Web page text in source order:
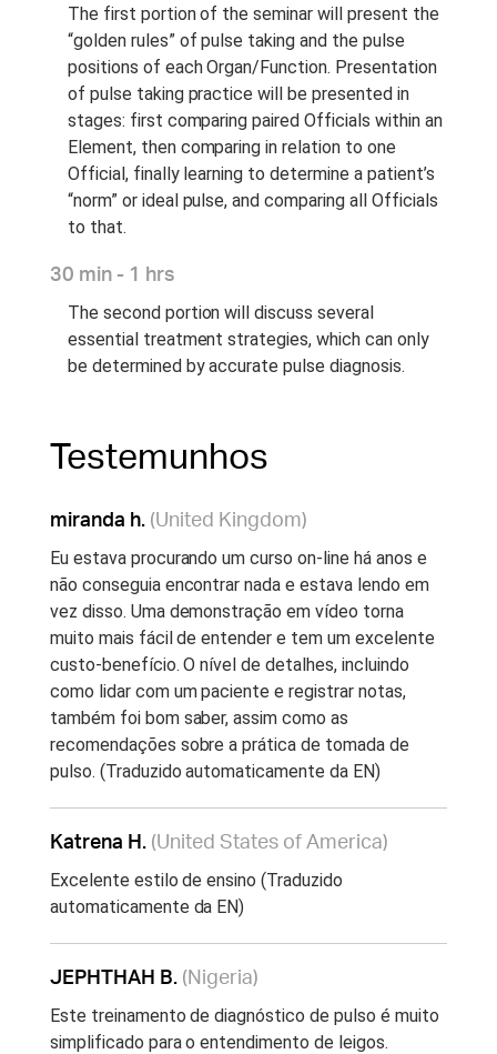
The first portion of the seminar will present the
“golden rules” of pulse taking and the pulse
positions of each Organ/Function. Presentation
of pulse taking practice will be presented in
stages: first comparing paired Officials within an
Element, then comparing in relation to one
Official, finally learning to determine a patient’s
“norm” or ideal pulse, and comparing all Officials
to that.
30 min - 1 hrs
The second portion will discuss several
essential treatment strategies, which can only
be determined by accurate pulse diagnosis.
Testemunhos
miranda h. (United Kingdom)
Eu estava procurando um curso on-line há anos e
não conseguia encontrar nada e estava lendo em
vez disso. Uma demonstração em vídeo torna
muito mais fácil de entender e tem um excelente
custo-benefício. O nível de detalhes, incluindo
como lidar com um paciente e registrar notas,
também foi bom saber, assim como as
recomendações sobre a prática de tomada de
pulso. (Traduzido automaticamente da EN)
Katrena H. (United States of America)
Excelente estilo de ensino (Traduzido
automaticamente da EN)
JEPHTHAH B. (Nigeria)
Este treinamento de diagnóstico de pulso é muito
simplificado para o entendimento de leigos.